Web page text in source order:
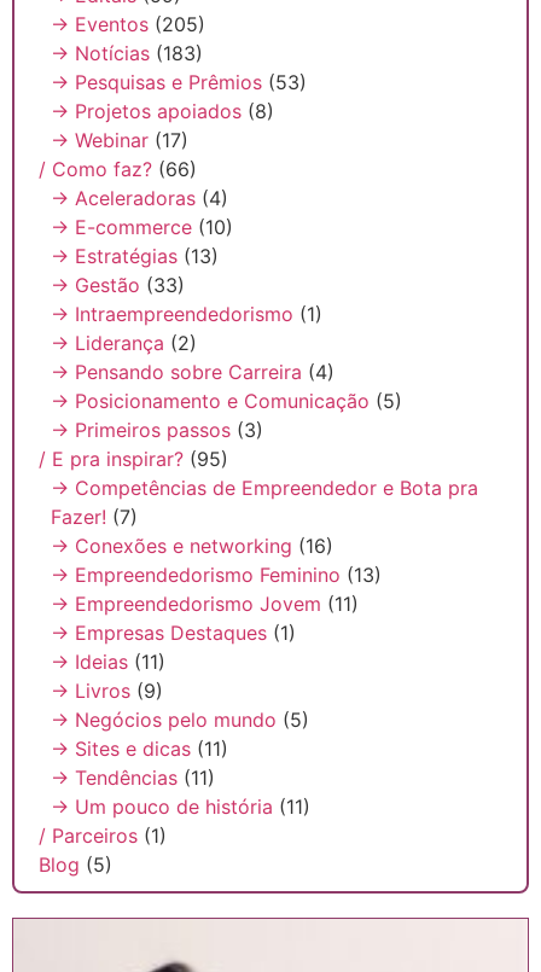
→ Eventos (205)
→ Notícias (183)
→ Pesquisas e Prêmios (53)
→ Projetos apoiados (8)
→ Webinar (17)
/ Como faz? (66)
→ Aceleradoras (4)
→ E-commerce (10)
→ Estratégias (13)
→ Gestão (33)
→ Intraempreendedorismo (1)
→ Liderança (2)
→ Pensando sobre Carreira (4)
→ Posicionamento e Comunicação (5)
→ Primeiros passos (3)
/ E pra inspirar? (95)
→ Competências de Empreendedor e Bota pra
Fazer! (7)
→ Conexões e networking (16)
→ Empreendedorismo Feminino (13)
→ Empreendedorismo Jovem (11)
→ Empresas Destaques (1)
→ Ideias (11)
→ Livros (9)
→ Negócios pelo mundo (5)
→ Sites e dicas (11)
→ Tendências (11)
→ Um pouco de história (11)
/ Parceiros (1)
Blog (5)